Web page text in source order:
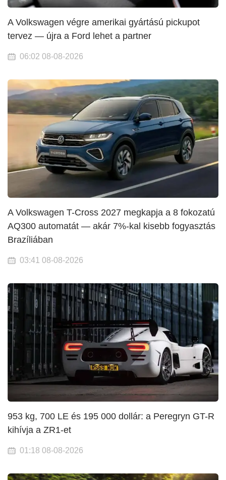
A Volkswagen végre amerikai gyártású pickupot
tervez — újra a Ford lehet a partner
06:02 08-08-2026
A Volkswagen T-Cross 2027 megkapja a 8 fokozatú
AQ300 automatát — akár 7%-kal kisebb fogyasztás
Brazíliában
03:41 08-08-2026
953 kg, 700 LE és 195 000 dollár: a Peregryn GT-R
kihívja a ZR1-et
01:18 08-08-2026